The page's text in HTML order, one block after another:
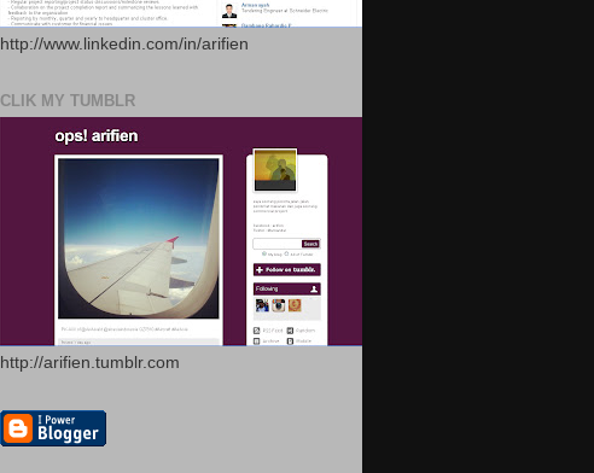
http://www.linkedin.com/in/arifien
CLIK MY TUMBLR
http://arifien.tumblr.com